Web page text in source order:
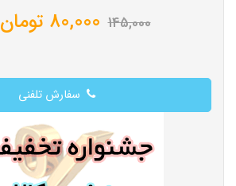
145,000
80,000 تومان
سفارش تلفنی